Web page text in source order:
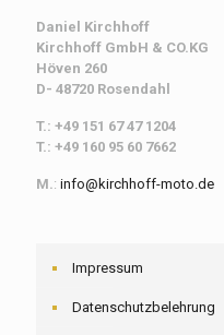
Daniel Kirchhoff
Kirchhoff GmbH & CO.KG
Höven 260
D- 48720 Rosendahl
T.: +49 151 67 47 1204
T.: +49 160 95 60 7662
M.: info@kirchhoff-moto.de
Impressum
Datenschutzbelehrung